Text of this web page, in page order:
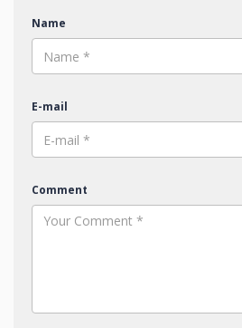
Name
E-mail
Comment